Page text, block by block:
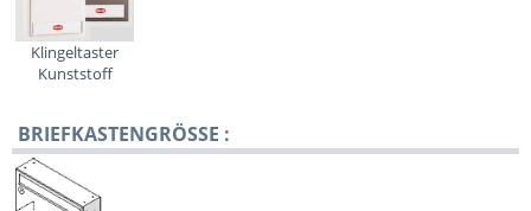
Klingeltaster
Kunststoff
BRIEFKASTENGRÖSSE :